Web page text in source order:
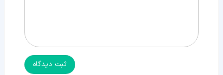
ثبت دیدگاه